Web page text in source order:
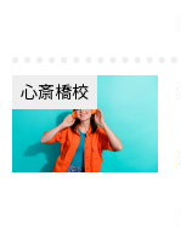
心斎橋校